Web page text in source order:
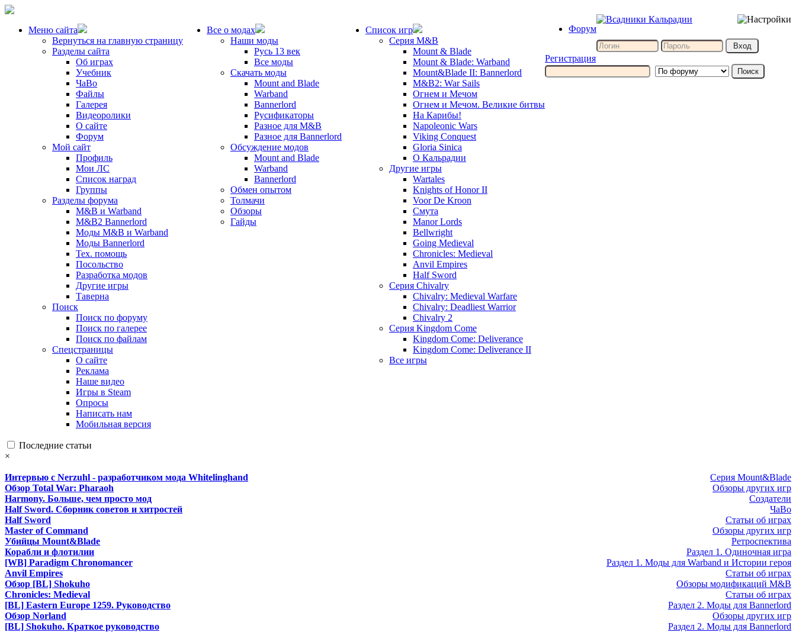
Меню сайта
Вернуться на главную страницу
Разделы сайта
Об играх
Учебник
ЧаВо
Файлы
Галерея
Видеоролики
О сайте
Форум
Мой сайт
Профиль
Мои ЛС
Список наград
Группы
Разделы форума
M&B и Warband
M&B2 Bannerlord
Моды M&B и Warband
Моды Bannerlord
Тех. помощь
Посольство
Разработка модов
Другие игры
Таверна
Поиск
Поиск по форуму
Поиск по галерее
Поиск по файлам
Спецстраницы
О сайте
Реклама
Наше видео
Игры в Steam
Опросы
Написать нам
Мобильная версия
Все о модах
Наши моды
Русь 13 век
Все моды
Скачать моды
Mount and Blade
Warband
Bannerlord
Русификаторы
Разное для M&B
Разное для Bannerlord
Обсуждение модов
Mount and Blade
Warband
Bannerlord
Обмен опытом
Толмачи
Обзоры
Гайды
Список игр
Серия M&B
Mount & Blade
Mount & Blade: Warband
Mount&Blade II: Bannerlord
M&B2: War Sails
Огнем и Мечом
Огнем и Мечом. Великие битвы
На Карибы!
Napoleonic Wars
Viking Conquest
Gloria Sinica
О Кальрадии
Другие игры
Wartales
Knights of Honor II
Voor De Kroon
Смута
Manor Lords
Bellwright
Going Medieval
Chronicles: Medieval
Anvil Empires
Half Sword
Серия Chivalry
Chivalry: Medieval Warfare
Chivalry: Deadliest Warrior
Chivalry 2
Серия Kingdom Come
Kingdom Come: Deliverance
Kingdom Come: Deliverance II
Все игры
Форум
Регистрация
Последние статьи
×
Серия Mount&Blade
Интервью с Nerzuhl - разработчиком мода Whitelinghand
Обзоры других игр
Обзор Total War: Pharaoh
Создатели
Harmony. Больше, чем просто мод
ЧаВо
Half Sword. Сборник советов и хитростей
Статьи об играх
Half Sword
Обзоры других игр
Master of Command
Ретроспектива
Убийцы Mount&Blade
Раздел 1. Одиночная игра
Корабли и флотилии
Раздел 1. Моды для Warband и Истории героя
[WB] Paradigm Chronomancer
Статьи об играх
Anvil Empires
Обзоры модификаций M&B
Обзор [BL] Shokuho
Статьи об играх
Chronicles: Medieval
Раздел 2. Моды для Bannerlord
[BL] Eastern Europe 1259. Руководство
Обзоры других игр
Обзор Norland
Раздел 2. Моды для Bannerlord
[BL] Shokuho. Краткое руководство